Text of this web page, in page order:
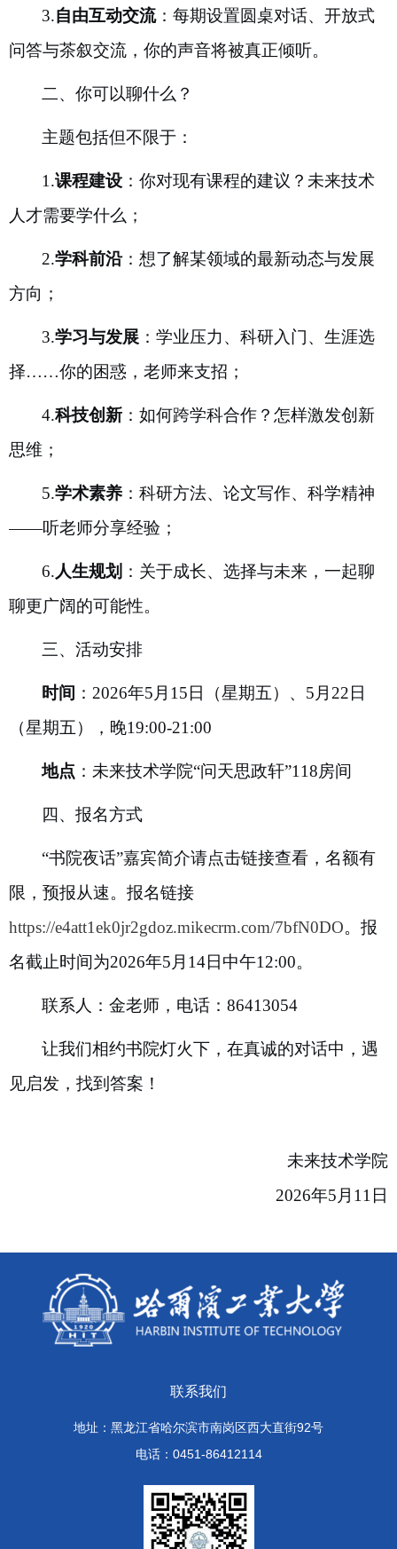
3.自由互动交流：每期设置圆桌对话、开放式
问答与茶叙交流，你的声音将被真正倾听。
二、你可以聊什么？
主题包括但不限于：
1.课程建设 ：你对现有课程的建议？未来技术
人才需要学什么；
2.学科前沿：想了解某领域的最新动态与发展
方向；
3.学习与发展 ：学业压力、科研入门、生涯选
择……你的困惑，老师来支招；
4.科技创新 ：如何跨学科合作？怎样激发创新
思维；
5.学术素养 ：科研方法、论文写作、科学精神
——听老师分享经验；
6.人生规划 ：关于成长、选择与未来，一起聊
聊更广阔的可能性。
三、活动安排
时间 ： 2026年5 月 15日（星期五）、 5 月 22日
（星期五），晚19:00-21:00
地点 ：未来技术学院“问天思政轩”118房间
四、报名方式
“书院夜话”嘉宾简介请点击链接查看，名额有
限，预报从速。报名链接
https://e4att1ek0jr2gdoz.mikecrm.com/7bfN0DO。 报
名截止时间为2026年5 月 14日中午12:00。
联系人：金老师，电话： 86413054
让我们相约书院灯火下，在真诚的对话中，遇
见启发，找到答案！
未来技术学院
2026年5 月 11 日
联系我们
地址：黑龙江省哈尔滨市南岗区西大直街92号
电话：0451-86412114